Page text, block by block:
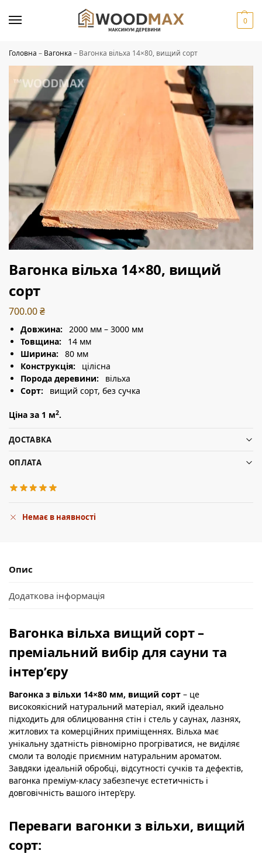
0
Головна – Вагонка – Вагонка вільха 14×80, вищий сорт
Вагонка вільха 14×80, вищий
сорт
700.00₴
Довжина: 2000 мм – 3000 мм
Товщина: 14 мм
Ширина: 80 мм
Конструкція: цілісна
Порода деревини: вільха
Сорт: вищий сорт, без сучка
Ціна за 1 м2.
ДОСТАВКА
ОПЛАТА
Немає в наявності
Опис
Додаткова інформація
Вагонка вільха вищий сорт –
преміальний вибір для сауни та
інтер’єру
Вагонка з вільхи 14×80 мм, вищий сорт – це
високоякісний натуральний матеріал, який ідеально
підходить для облицювання стін і стель у саунах, лазнях,
житлових та комерційних приміщеннях. Вільха має
унікальну здатність рівномірно прогріватися, не виділяє
смоли та володіє приємним натуральним ароматом.
Завдяки ідеальній обробці, відсутності сучків та дефектів,
вагонка преміум-класу забезпечує естетичність і
довговічність вашого інтер’єру.
Переваги вагонки з вільхи, вищий
сорт: